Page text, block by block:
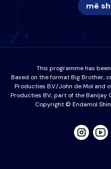
më
This programme has
Based on the format Big Brother,
Producties B.V./John de Mol and
Producties BV., part of the
Copyright © Endamol